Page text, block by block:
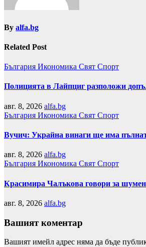
By alfa.bg
Related Post
България Икономика Свят Спорт
Полицията в Лайпциг разположи
авг. 8, 2026 alfa.bg
България Икономика Свят Спорт
Вучич: Украйна винаги ще има
авг. 8, 2026 alfa.bg
България Икономика Свят Спорт
Красимира Чалъкова говори за
авг. 8, 2026 alfa.bg
Вашият коментар
Вашият имейл адрес няма да бъде